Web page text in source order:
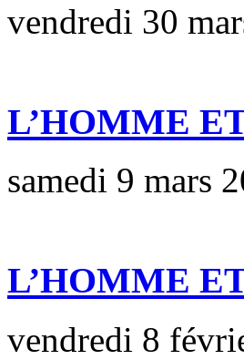
vendredi 30
L’HOMME
samedi 9 mars
L’HOMME
vendredi 8